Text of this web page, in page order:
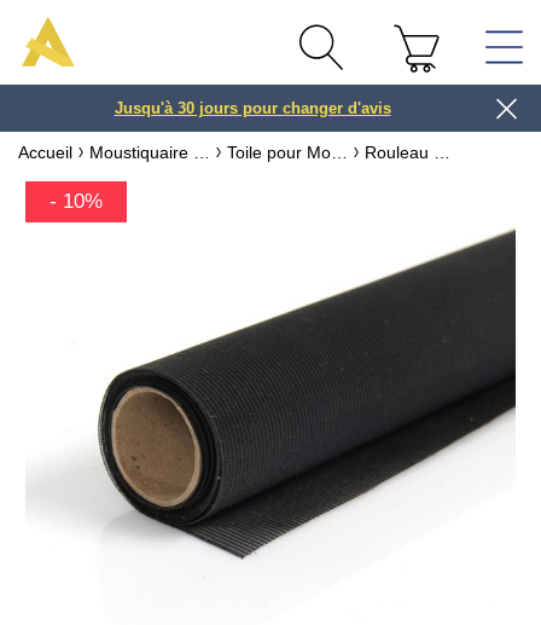
3 ou 4x
Jusqu'à 30 jours pour changer d'avis
Accueil
- 10%